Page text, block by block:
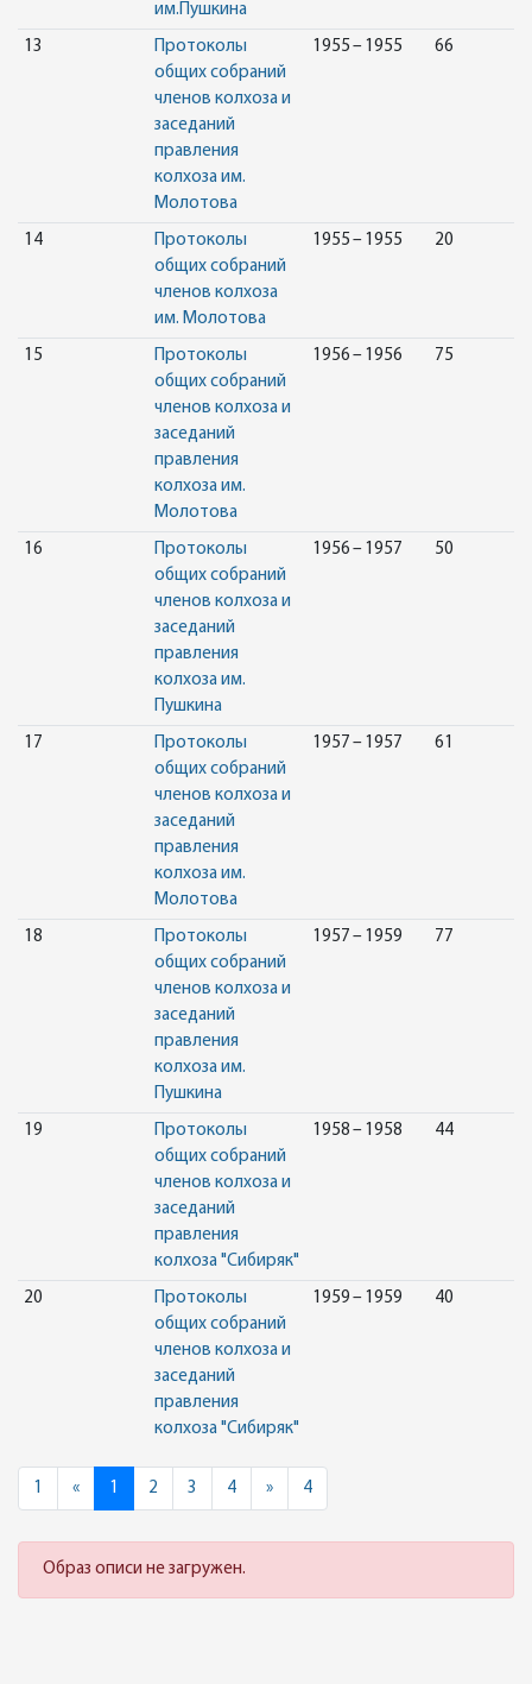
им.Пушкина
13
Протоколы
общих собраний
членов колхоза и
заседаний
правления
колхоза им.
Молотова
1955 – 1955 66
14
Протоколы
общих собраний
членов колхоза
им. Молотова
1955 – 1955 20
15
Протоколы
общих собраний
членов колхоза и
заседаний
правления
колхоза им.
Молотова
1956 – 1956 75
16
Протоколы
общих собраний
членов колхоза и
заседаний
правления
колхоза им.
Пушкина
1956 – 1957 50
17
Протоколы
общих собраний
членов колхоза и
заседаний
правления
колхоза им.
Молотова
1957 – 1957 61
18
Протоколы
общих собраний
членов колхоза и
заседаний
правления
колхоза им.
Пушкина
1957 – 1959 77
19
Протоколы
общих собраний
членов колхоза и
заседаний
правления
колхоза "Сибиряк"
1958 – 1958 44
20
Протоколы
общих собраний
членов колхоза и
заседаний
правления
колхоза "Сибиряк"
1959 – 1959 40
1 «Previous
1 2 3 4 »Next4
Образ описи не загружен.